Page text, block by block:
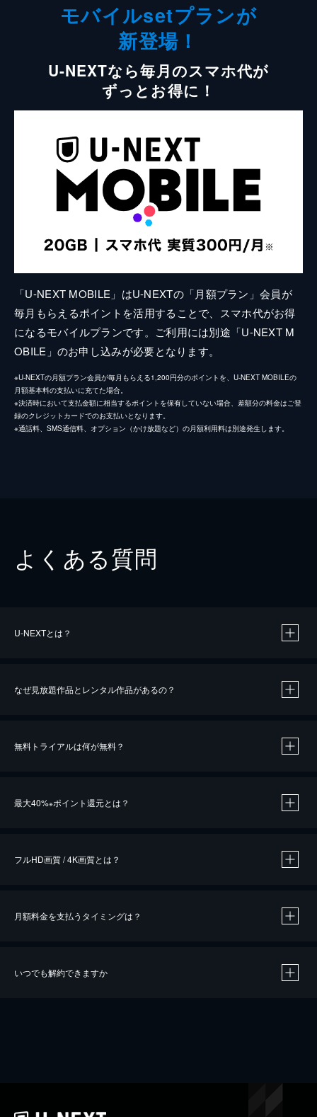
モバイルsetプランが
新登場！
U-NEXTなら毎月のスマホ代が
ずっとお得に！
「U-NEXT MOBILE」はU-NEXTの「月額プラン」会員が
毎月もらえるポイントを活用することで、スマホ代がお得
になるモバイルプランです。ご利用には別途「U-NEXT M
OBILE」のお申し込みが必要となります。
※U-NEXTの月額プラン会員が毎月もらえる1,200円分のポイントを、U-NEXT MOBILEの
月額基本料の支払いに充てた場合。
※決済時において支払金額に相当するポイントを保有していない場合、差額分の料金はご登
録のクレジットカードでのお支払いとなります。
※通話料、SMS通信料、オプション（かけ放題など）の月額利用料は別途発生します。
よくある質問
U-NEXTとは？
なぜ見放題作品とレンタル作品があるの？
無料トライアルは何が無料？
最大40%※ポイント還元とは？
※40％ポイント還元の対象は、クレジットカード決済による作品の購入 / レンタルです。
iOSアプリのUコイン決済による作品の購入 / レンタルは、20％のポイント還元です。
フルHD画質 / 4K画質とは？
月額料金を支払うタイミングは？
いつでも解約できますか